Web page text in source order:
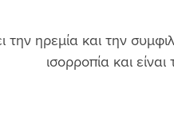
την ηρεμία και την
ισορροπία και